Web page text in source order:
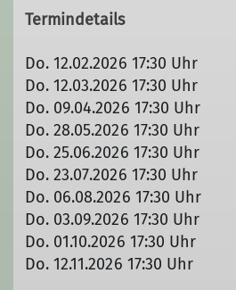
Termindetails
Do. 12.02.2026 17:30 Uhr
Do. 12.03.2026 17:30 Uhr
Do. 09.04.2026 17:30 Uhr
Do. 28.05.2026 17:30 Uhr
Do. 25.06.2026 17:30 Uhr
Do. 23.07.2026 17:30 Uhr
Do. 06.08.2026 17:30 Uhr
Do. 03.09.2026 17:30 Uhr
Do. 01.10.2026 17:30 Uhr
Do. 12.11.2026 17:30 Uhr